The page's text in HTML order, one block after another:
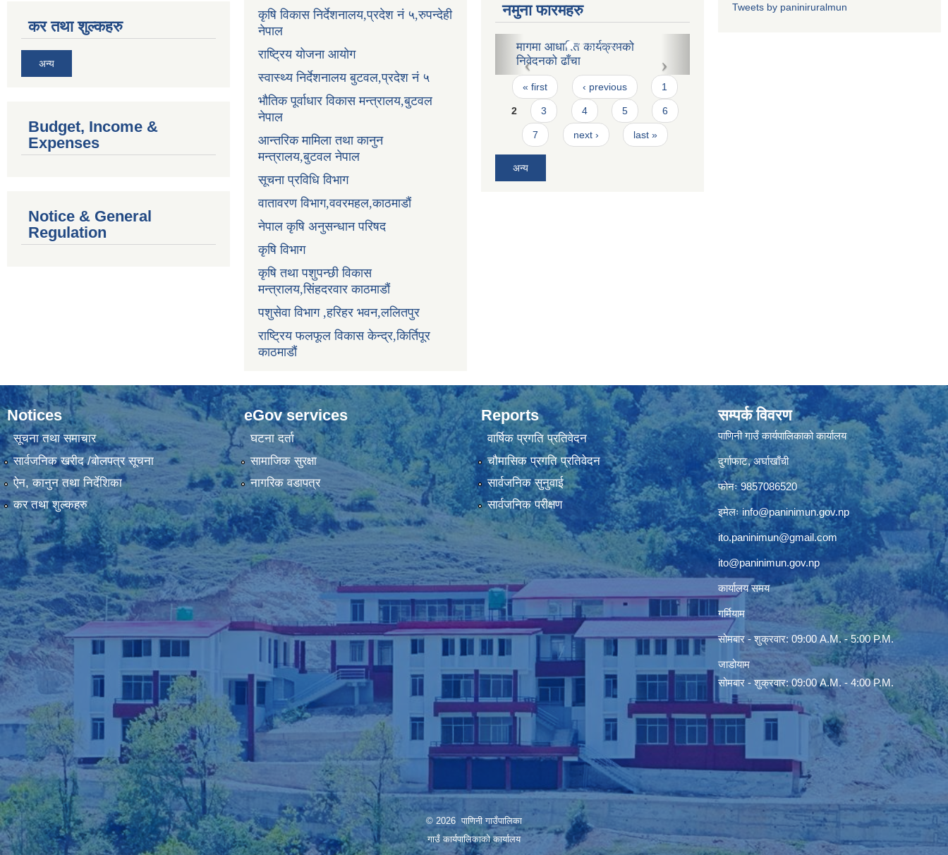
कर तथा शुल्कहरु
अन्य
Budget, Income &
Expenses
Notice & General
Regulation
कृषि विकास निर्देशनालय,प्रदेश नं ५,रुपन्देही
नेपाल
राष्ट्रिय योजना आयोग
स्वास्थ्य निर्देशनालय बुटवल,प्रदेश नं ५
भौतिक पूर्वाधार विकास मन्त्रालय,बुटवल
नेपाल
आन्तरिक मामिला तथा कानुन
मन्त्रालय,बुटवल नेपाल
सूचना प्रविधि विभाग
वातावरण विभाग,ववरमहल,काठमाडौं
नेपाल कृषि अनुसन्धान परिषद
कृषि विभाग
कृषि तथा पशुपन्छी विकास
मन्त्रालय,सिंहदरवार काठमाडौं
पशुसेवा विभाग ,हरिहर भवन,ललितपुर
राष्ट्रिय फलफूल विकास केन्द्र,किर्तिपूर
काठमाडौं
नमुना फारमहरु
प्रवेश पत्र
Pages
« first ‹ previous 1
2 3 4 5 6
7 next › last »
अन्य
Tweets by paniniruralmun
Notices
सूचना तथा समाचार
सार्वजनिक खरीद /बोलपत्र सूचना
ऐन, कानुन तथा निर्देशिका
कर तथा शुल्कहरु
eGov services
घटना दर्ता
सामाजिक सुरक्षा
नागरिक वडापत्र
Reports
वार्षिक प्रगति प्रतिवेदन
चौमासिक प्रगति प्रतिवेदन
सार्वजनिक सुनुवाई
सार्वजनिक परीक्षण
सम्पर्क विवरण
पाणिनी गाउँ कार्यपालिकाको कार्यालय
दुर्गाफाट, अर्घाखाँची
फोनः 9857086520
इमेलःinfo@paninimun.gov.np
ito.paninimun@gmail.com
ito@paninimun.gov.np
कार्यालय समय
गर्मियाम
सोमबार - शुक्रवार: 09:00 A.M. - 5:00 P.M.
जाडोयाम
सोमबार - शुक्रवार: 09:00 A.M. - 4:00 P.M.
© 2026 पाणिनी गाउँपालिका
गाउँ कार्यपालिकाको कार्यालय